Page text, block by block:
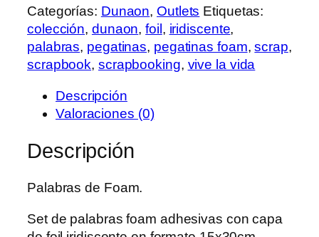
Categorías: Dunaon, Outlets Etiquetas:
colección, dunaon,foil , iridiscente,
palabras, pegatinas, pegatinas foam,scrap,
scrapbook, scrapbooking, vive la vida
Descripción
Valoraciones (0)
Descripción
Palabras de Foam.
Set de palabras foam adhesivas con capa